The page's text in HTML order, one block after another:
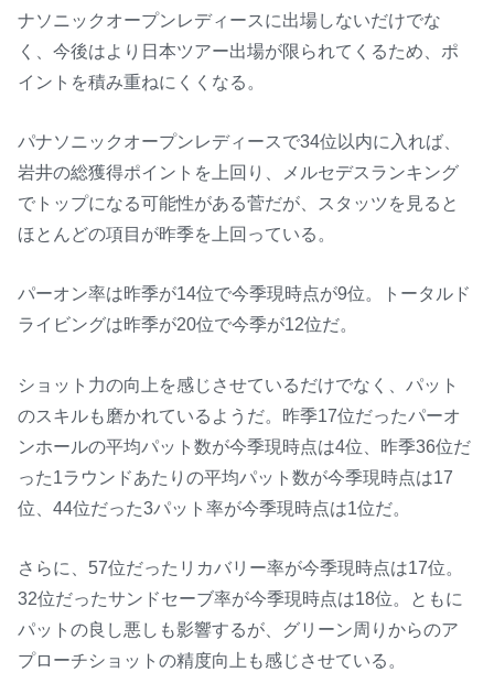
ナソニックオープンレディースに出場しないだけでな
く、今後はより日本ツアー出場が限られてくるため、ポ
イントを積み重ねにくくなる。
パナソニックオープンレディースで34位以内に入れば、
岩井の総獲得ポイントを上回り、メルセデスランキング
でトップになる可能性がある菅だが、スタッツを見ると
ほとんどの項目が昨季を上回っている。
パーオン率は昨季が14位で今季現時点が9位。トータルド
ライビングは昨季が20位で今季が12位だ。
ショット力の向上を感じさせているだけでなく、パット
のスキルも磨かれているようだ。昨季17位だったパーオ
ンホールの平均パット数が今季現時点は4位、昨季36位だ
った1ラウンドあたりの平均パット数が今季現時点は17
位、44位だった3パット率が今季現時点は1位だ。
さらに、57位だったリカバリー率が今季現時点は17位。
32位だったサンドセーブ率が今季現時点は18位。ともに
パットの良し悪しも影響するが、グリーン周りからのア
プローチショットの精度向上も感じさせている。